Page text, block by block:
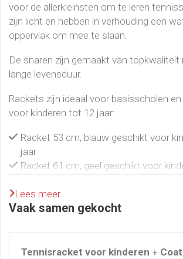
voor de allerkleinsten om te leren
zijn licht en hebben in verhouding een
oppervlak om mee te slaan.
De snaren zijn gemaakt van topkwaliteit
lange levensduur.
Rackets zijn ideaal voor basisscholen
voor kinderen tot 12 jaar:
Racket 53 cm, blauw geschikt voor
jaar
Racket 61 cm, geel geschikt voor
Prijs is per stuk
Lees meer
Vaak samen gekocht
Tennisracket voor kinderen +